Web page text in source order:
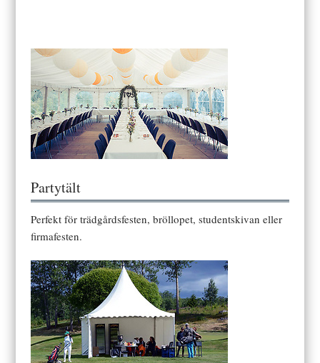
Partytält
Perfekt för trädgårdsfesten, bröllopet, studentskivan eller
firmafesten.